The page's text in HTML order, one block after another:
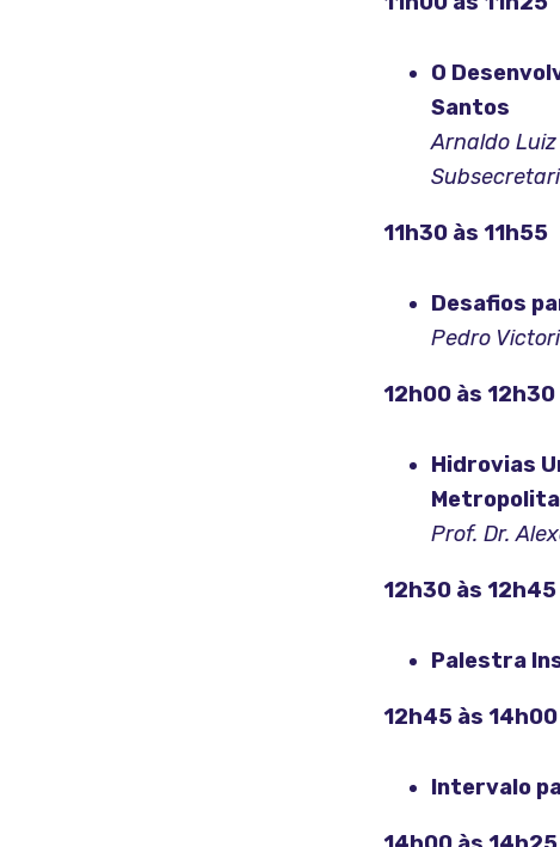
O
Santos
Arnaldo
11h30 às 11h55
Desafios
Pedro
12h00 às 12h30
Hidrovias
Prof. Dr.
12h30 às 12h45
Palestra
12h45 às 14h00
Intervalo